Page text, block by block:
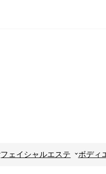
フェイシャルエステ ボディ